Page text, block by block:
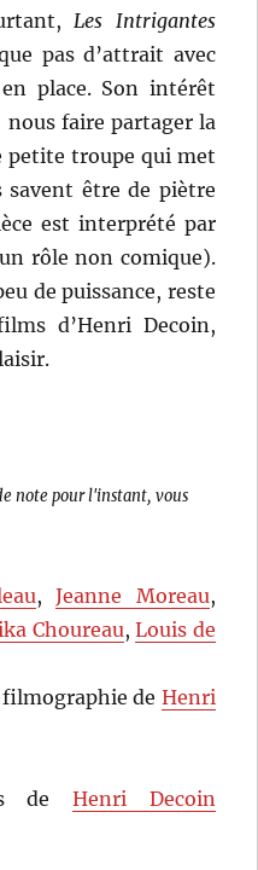
Les Intrigantes
pas d’attrait avec
place. Son intérêt
faire partager la
petite troupe qui met
savent être de piètre
est interprété par
rôle non comique).
de puissance, reste
d’Henri Decoin,
note pour l'instant, vous
,Jeanne Moreau,
Choureau,Louis de
de Henri
de Henri Decoin